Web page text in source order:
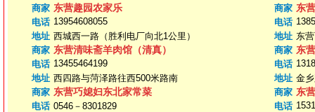
商家 东营趣园农家乐
电话 13954608055
地址 西城西一路（胜利电厂向北1公里）
商家 东
电话
地址 东
商家 东营清味斋羊肉馆（清真）
电话 13455464199
地址 西四路与菏泽路往西500米路南
商家 东
电话
地址 金
商家 东营巧媳妇东北家常菜
电话 0546－8301829
商家 东
电话